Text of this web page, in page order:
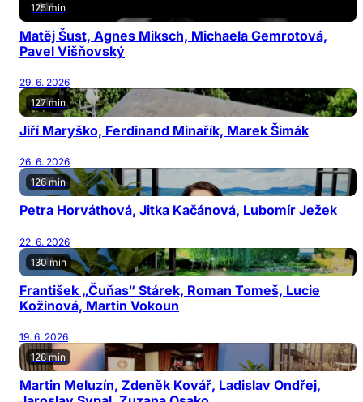
125 min
Matěj Šust, Agnes Miksch, Michaela Gemrotová,
Pavel Višňovský
29. 6. 2026
127 min
Jiří Maryško, Ferdinand Minařík, Marek Šimák
26. 6. 2026
126 min
Petra Horváthová, Jitka Kačánová, Lubomír Ježek
22. 6. 2026
130 min
František „Čuňas“ Stárek, Roman Tomeš, Lucie
Kožinová, Martin Vokoun
19. 6. 2026
128 min
Martin Meluzín, Zdeněk Kovář, Ladislav Ondřej,